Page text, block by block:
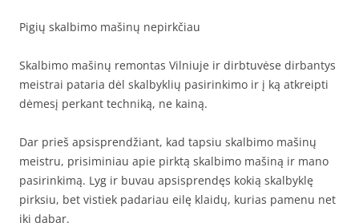
Pigių skalbimo mašinų nepirkčiau
Skalbimo mašinų remontas Vilniuje ir dirbtuvėse dirbantys
meistrai pataria dėl skalbyklių pasirinkimo ir į ką atkreipti
dėmesį perkant techniką, ne kainą.
Dar prieš apsisprendžiant, kad tapsiu skalbimo mašinų
meistru, prisiminiau apie pirktą skalbimo mašiną ir mano
pasirinkimą. Lyg ir buvau apsisprendęs kokią skalbyklę
pirksiu, bet vistiek padariau eilę klaidų, kurias pamenu net
iki dabar.